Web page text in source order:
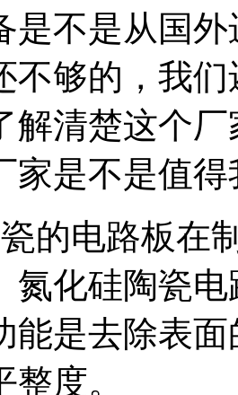
是不是从国
不够的，我
解清楚这个
家是不是值
的电路板在
氮化硅陶瓷
能是去除表
度。